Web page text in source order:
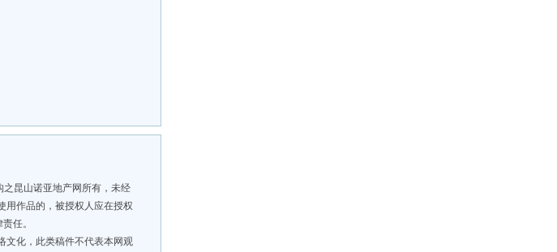
昆山诺亚地产网所有，未经
用作品的，被授权人应在授权
任。
化，此类稿件不代表本网观